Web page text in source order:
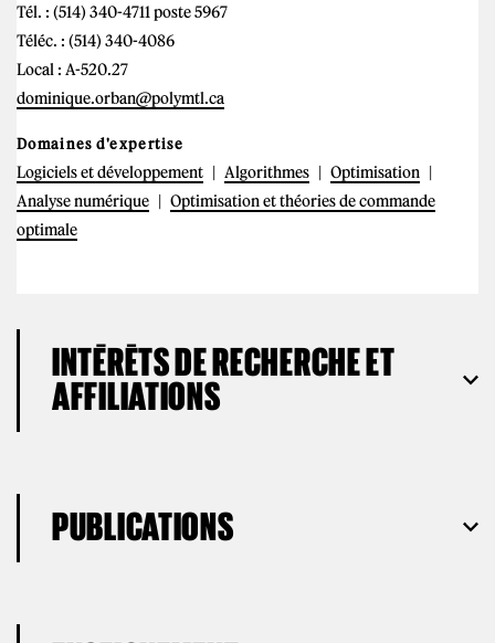
Tél. : (514) 340-4711 poste 5967
Téléc. : (514) 340-4086
Local : A-520.27
dominique.orban@polymtl.ca
Domaines d'expertise
Logiciels et développement Algorithmes
Optimisation
Analyse numérique
Optimisation et théories de commande
optimale
INTÉRÊTS DE RECHERCHE ET
AFFILIATIONS
PUBLICATIONS